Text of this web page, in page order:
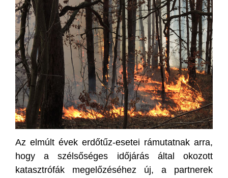
Az elmúlt évek erdőtűz-esetei rámutatnak arra,
hogy a szélsőséges időjárás által okozott
katasztrófák megelőzéséhez új, a partnerek